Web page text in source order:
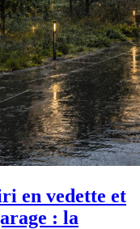
en vedette et
: la